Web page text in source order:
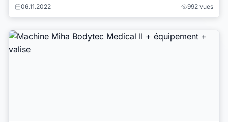
06.11.2022
992 vues